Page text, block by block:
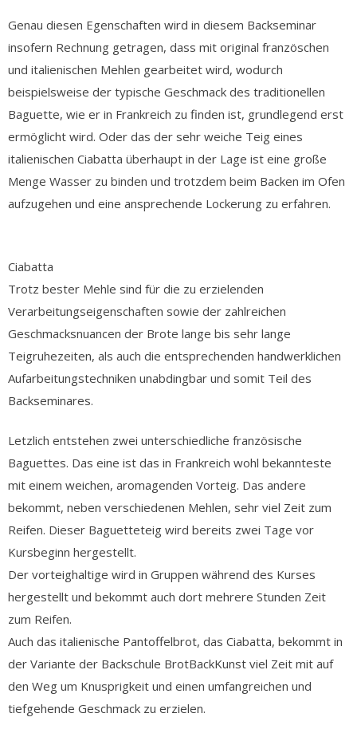
Genau diesen Egenschaften wird in diesem Backseminar
insofern Rechnung getragen, dass mit original französchen
und italienischen Mehlen gearbeitet wird, wodurch
beispielsweise der typische Geschmack des traditionellen
Baguette, wie er in Frankreich zu finden ist, grundlegend erst
ermöglicht wird. Oder das der sehr weiche Teig eines
italienischen Ciabatta überhaupt in der Lage ist eine große
Menge Wasser zu binden und trotzdem beim Backen im Ofen
aufzugehen und eine ansprechende Lockerung zu erfahren.
Ciabatta
Trotz bester Mehle sind für die zu erzielenden
Verarbeitungseigenschaften sowie der zahlreichen
Geschmacksnuancen der Brote lange bis sehr lange
Teigruhezeiten, als auch die entsprechenden handwerklichen
Aufarbeitungstechniken unabdingbar und somit Teil des
Backseminares.
Letzlich entstehen zwei unterschiedliche französische
Baguettes. Das eine ist das in Frankreich wohl bekannteste
mit einem weichen, aromagenden Vorteig. Das andere
bekommt, neben verschiedenen Mehlen, sehr viel Zeit zum
Reifen. Dieser Baguetteteig wird bereits zwei Tage vor
Kursbeginn hergestellt.
Der vorteighaltige wird in Gruppen während des Kurses
hergestellt und bekommt auch dort mehrere Stunden Zeit
zum Reifen.
Auch das italienische Pantoffelbrot, das Ciabatta, bekommt in
der Variante der Backschule BrotBackKunst viel Zeit mit auf
den Weg um Knusprigkeit und einen umfangreichen und
tiefgehende Geschmack zu erzielen.